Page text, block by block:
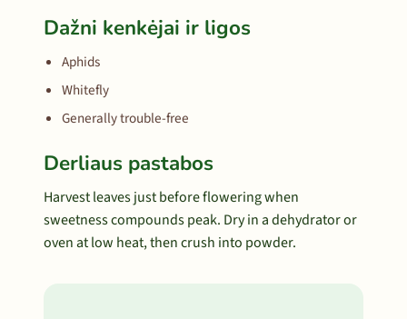
Dažni kenkėjai ir ligos
Aphids
Whitefly
Generally trouble-free
Derliaus pastabos
Harvest leaves just before flowering when
sweetness compounds peak. Dry in a dehydrator or
oven at low heat, then crush into powder.